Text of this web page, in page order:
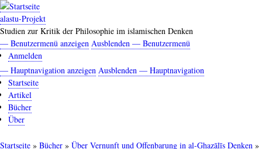
Direkt
zum
Inhalt
alastu-Projekt
Studien zur Kritik der Philosophie im islamischen Denken
Benutzermenü
— Benutzermenü anzeigen Ausblenden — Benutzermenü
Anmelden
Hauptnavigation
— Hauptnavigation anzeigen Ausblenden — Hauptnavigation
Startseite
Artikel
Bücher
Über
Startseite Bücher
Über Vernunft und Offenbarung in al-Ghazālīs Denken